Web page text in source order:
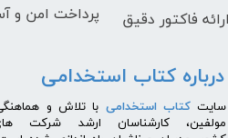
فاکتور دقیق پرداخت امن و
درباره کتاب استخدامی
​سایت کتاب استخدامی با تلاش و
مولفین، کارشناسان ارشد شرکت